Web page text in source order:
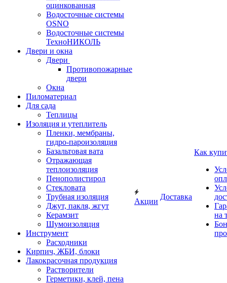
оцинкованная
Водосточные системы
OSNO
Водосточные системы
ТехноНИКОЛЬ
Двери и окна
Двери
Противопожарные
двери
Окна
Пиломатериал
Для сада
Теплицы
Изоляция и утеплитель
Пленки, мембраны,
гидро-пароизоляция
Базальтовая вата
Отражающая
теплоизоляция
Пенополистирол
Стекловата
Трубная изоляция
Джут, пакля, жгут
Керамзит
Шумоизоляция
Инструмент
Расходники
Кирпич, ЖБИ, блоки
Лакокрасочная продукция
Растворители
Герметики, клей, пена
Акции
Доставка
Как
на